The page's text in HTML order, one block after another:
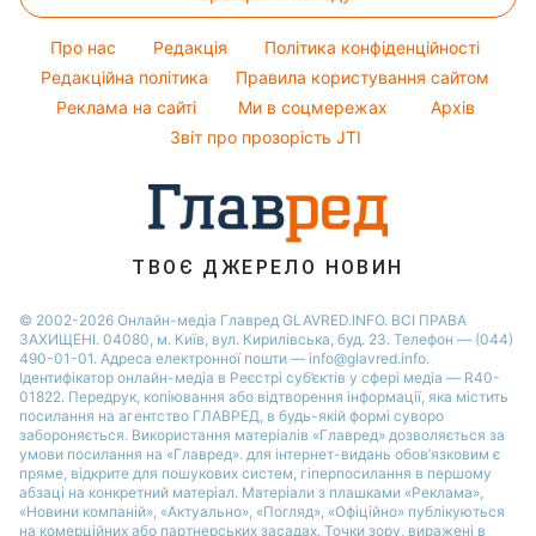
Максим Галкін
Новини Дніпра
Новини Тернополя
Новини Житомира
Курс валют
Погода на сьогодні
Погода на завтра
Пилова буря
Про нас Редакція
Політика конфіденційності
Редакційна політика
Правила користування сайтом
Реклама на сайті
Ми в соцмережах
Архів
Звіт про прозорість JTI
ТВОЄ ДЖЕРЕЛО НОВИН
© 2002-2026 Онлайн-медіа Главред GLAVRED.INFO. ВСІ ПРАВА
ЗАХИЩЕНІ. 04080, м. Київ, вул. Кирилівська, буд. 23. Телефон — (044)
490-01-01. Адреса електронної пошти — info@glavred.info.
Ідентифікатор онлайн-медіа в Реєстрі суб’єктів у сфері медіа — R40-
01822. Передрук, копіювання або відтворення інформації, яка містить
посилання на агентство ГЛАВРЕД, в будь-якій формi суворо
забороняється. Використання матеріалів «Главред» дозволяється за
умови посилання на «Главред». для інтернет-видань обов’язковим є
пряме, відкрите для пошукових систем, гіперпосилання в першому
абзаці на конкретний матеріал. Матеріали з плашками «Реклама»,
«Новини компаній», «Актуально», «Погляд», «Офіційно» публікуються
на комерційних або партнерських засадах. Точки зору, виражені в